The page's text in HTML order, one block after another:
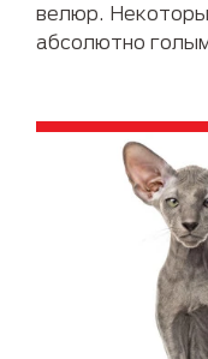
велюр.
абсолютно